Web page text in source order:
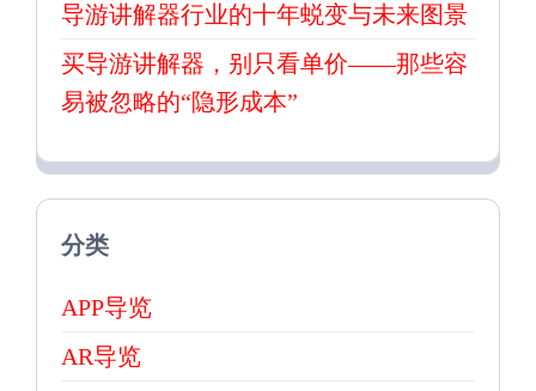
导游讲解器行业的十年蜕变与未来图景
买导游讲解器，别只看单价——那些容
易被忽略的“隐形成本”
分类
APP导览
AR导览